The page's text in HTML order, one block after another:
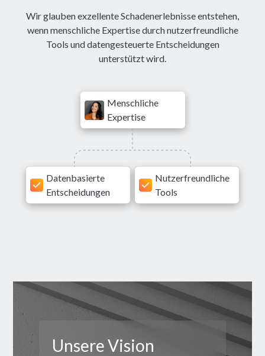
Wir glauben exzellente Schadenerlebnisse entstehen,
wenn menschliche Expertise durch nutzerfreundliche
Tools und datengesteuerte Entscheidungen
unterstützt wird.
Menschliche
Expertise
Datenbasierte
Entscheidungen
Nutzerfreundliche
Tools
Unsere Vision